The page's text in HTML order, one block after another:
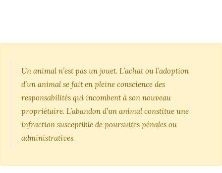
Un animal n’est pas un jouet. L’achat ou l’adoption
d’un animal se fait en pleine conscience des
responsabilités qui incombent à son nouveau
propriétaire. L’abandon d’un animal constitue une
infraction susceptible de poursuites pénales ou
administratives.